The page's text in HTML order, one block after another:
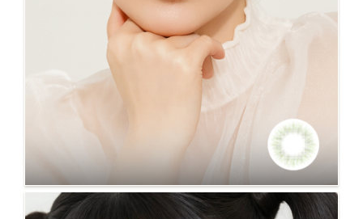
NO.120 FIT 綠 超小著色12.1mm